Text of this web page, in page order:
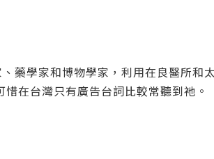
藥學家和博物學家，利用在良醫所和
在台灣只有廣告台詞比較常聽到祂。